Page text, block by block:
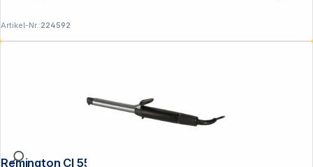
Artikel-Nr.:224592